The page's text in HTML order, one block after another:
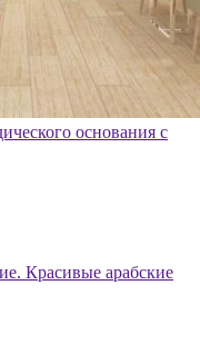
основания с
Красивые арабские